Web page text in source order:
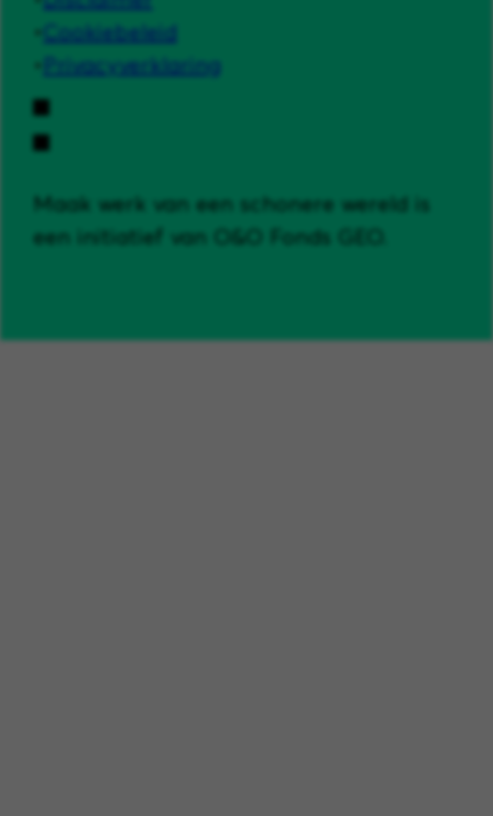
Cookiebeleid
Privacyverklaring
Maak werk van een schonere wereld is
een initiatief van O&O Fonds GEO.